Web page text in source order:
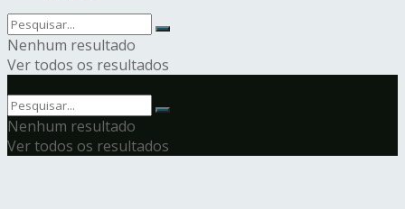
Nenhum resultado
Ver todos os resultados
Nenhum resultado
Ver todos os resultados